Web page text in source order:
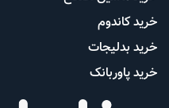
خرید کاندوم
خرید بدلیجات
خرید پاوربانک